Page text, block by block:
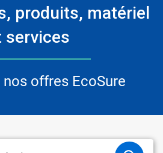
produits, matériel
services
offres EcoSure